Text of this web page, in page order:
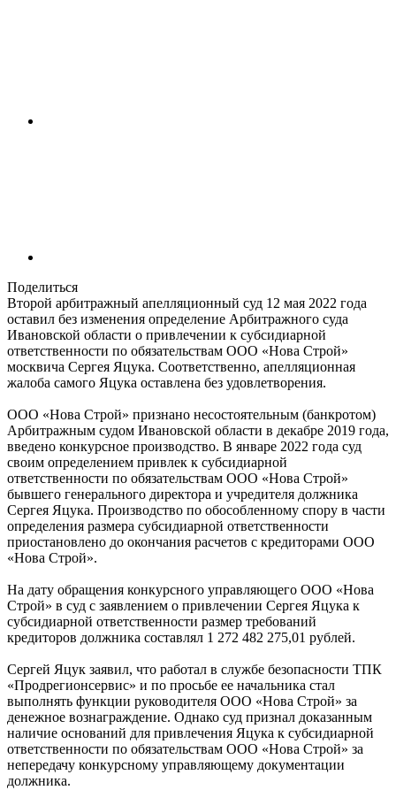
Поделиться
Второй арбитражный апелляционный суд 12 мая 2022 года
оставил без изменения определение Арбитражного суда
Ивановской области о привлечении к субсидиарной
ответственности по обязательствам ООО «Нова Строй»
москвича Сергея Яцука. Соответственно, апелляционная
жалоба самого Яцука оставлена без удовлетворения.
ООО «Нова Строй» признано несостоятельным (банкротом)
Арбитражным судом Ивановской области в декабре 2019 года,
введено конкурсное производство. В январе 2022 года суд
своим определением привлек к субсидиарной
ответственности по обязательствам ООО «Нова Строй»
бывшего генерального директора и учредителя должника
Сергея Яцука. Производство по обособленному спору в части
определения размера субсидиарной ответственности
приостановлено до окончания расчетов с кредиторами ООО
«Нова Строй».
На дату обращения конкурсного управляющего ООО «Нова
Строй» в суд с заявлением о привлечении Сергея Яцука к
субсидиарной ответственности размер требований
кредиторов должника составлял 1 272 482 275,01 рублей.
Сергей Яцук заявил, что работал в службе безопасности ТПК
«Продрегионсервис» и по просьбе ее начальника стал
выполнять функции руководителя ООО «Нова Строй» за
денежное вознаграждение. Однако суд признал доказанным
наличие оснований для привлечения Яцука к субсидиарной
ответственности по обязательствам ООО «Нова Строй» за
непередачу конкурсному управляющему документации
должника.